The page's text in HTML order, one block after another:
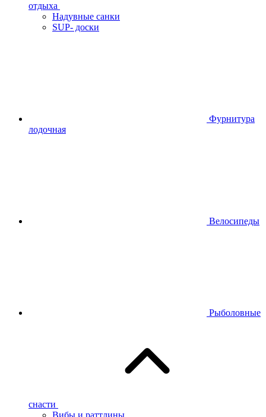
отдыха
Надувные санки
SUP- доски
Фурнитура
лодочная
Велосипеды
Рыболовные
снасти